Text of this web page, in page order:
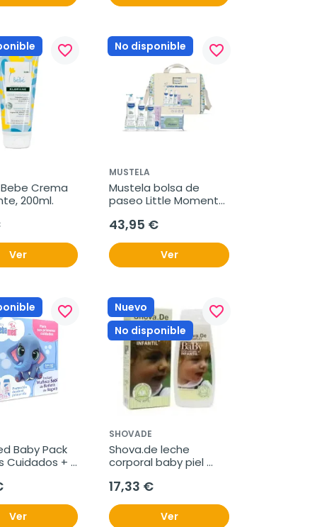
favorite_border
Crema
200ml.
Ver
No disponible favorite_border
MUSTELA
Mustela bolsa de
paseo Little Moments
43,95 €
Ver
favorite_border
Baby Pack
Cuidados +
Ver
Nuevo
No disponible
favorite_border
SHOVADE
Shova.de leche
corporal baby piel
17,33 €
Ver